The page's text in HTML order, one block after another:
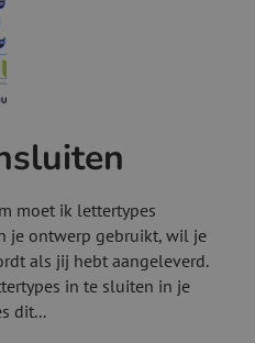
moet ik lettertypes
je ontwerp gebruikt, wil je
als jij hebt aangeleverd.
in te sluiten in je
dit...